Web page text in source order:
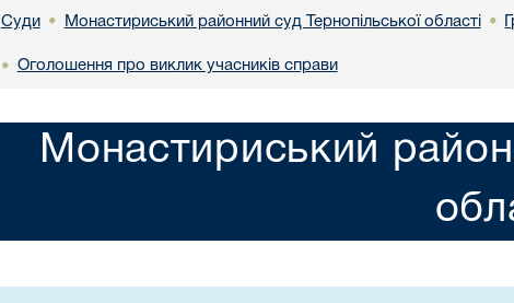
Суди • Монастириський районний суд Тернопільської області •
• Оголошення про виклик учасників справи
Монастириський